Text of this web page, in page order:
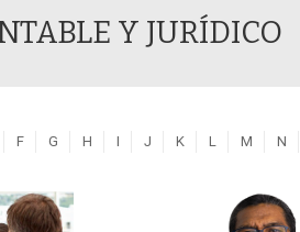
Y JURÍDICO
F G H I J K L M N